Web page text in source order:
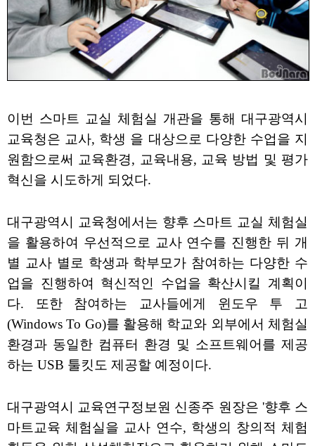
이번 스마트 교실 체험실 개관을 통해 대구광역시
교육청은 교사, 학생 을 대상으로 다양한 수업을 지
원함으로써 교육환경, 교육내용, 교육 방법 및 평가
혁신을 시도하게 되었다.
대구광역시 교육청에서는 향후 스마트 교실 체험실
을 활용하여 우선적으로 교사 연수를 진행한 뒤 개
별 교사 별로 학생과 학부모가 참여하는 다양한 수
업을 진행하여 혁신적인 수업을 확산시킬 계획이
다. 또한 참여하는 교사들에게 윈도우 투 고
(Windows To Go)를 활용해 학교와 외부에서 체험실
환경과 동일한 컴퓨터 환경 및 소프트웨어를 제공
하는 USB 툴킷도 제공할 예정이다.
대구광역시 교육연구정보원 신종주 원장은 '향후 스
마트교육 체험실을 교사 연수, 학생의 창의적 체험